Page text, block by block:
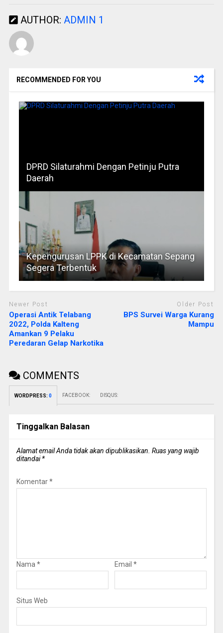
AUTHOR: ADMIN 1
RECOMMENDED FOR YOU
DPRD Silaturahmi Dengan Petinju Putra
Daerah
Kepengurusan LPPK di Kecamatan Sepang
Segera Terbentuk
Newer Post
Operasi Antik Telabang
2022, Polda Kalteng
Amankan 9 Pelaku
Peredaran Gelap Narkotika
Older Post
BPS Survei Warga Kurang
Mampu
COMMENTS
WORDPRESS: 0 FACEBOOK: DISQUS:
Tinggalkan Balasan
Alamat email Anda tidak akan dipublikasikan. Ruas yang wajib
ditandai*
Komentar*
Nama * Email *
Situs Web